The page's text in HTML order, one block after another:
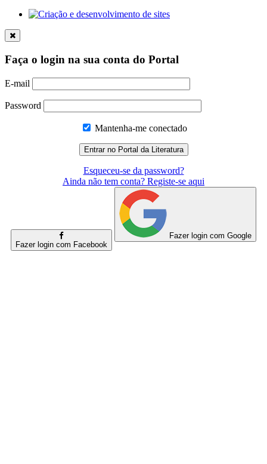
Faça o login na sua conta do Portal
E-mail
Password
Mantenha-me conectado
Esqueceu-se da password?
Ainda não tem conta? Registe-se aqui
Fazer login com Facebook
Fazer login com Google